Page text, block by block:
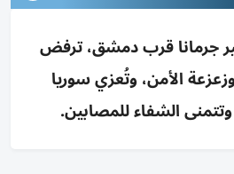
جرمانا قرب دمشق، ترفض
الأمن، وتُعزي سوريا
الشفاء للمصابين.